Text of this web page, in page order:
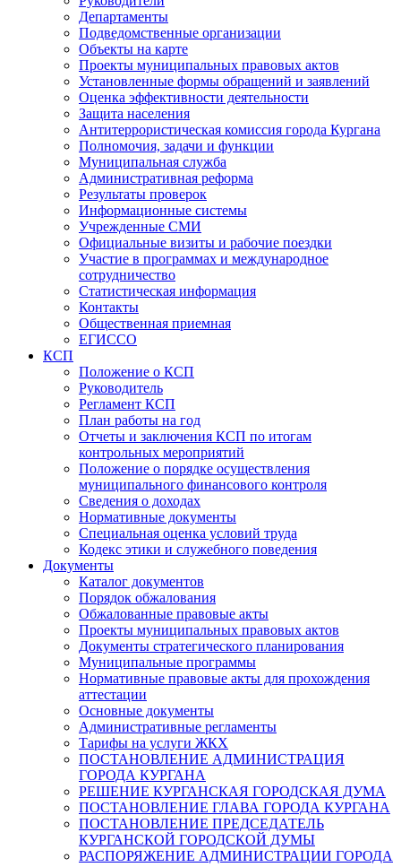
Департаменты
Подведомственные организации
Объекты на карте
Проекты муниципальных правовых актов
Установленные формы обращений и заявлений
Оценка эффективности деятельности
Защита населения
Антитеррористическая комиссия города Кургана
Полномочия, задачи и функции
Муниципальная служба
Административная реформа
Результаты проверок
Информационные системы
Учрежденные СМИ
Официальные визиты и рабочие поездки
Участие в программах и международное
сотрудничество
Статистическая информация
Контакты
Общественная приемная
ЕГИССО
КСП
Положение о КСП
Руководитель
Регламент КСП
План работы на год
Отчеты и заключения КСП по итогам
контрольных мероприятий
Положение о порядке осуществления
муниципального финансового контроля
Сведения о доходах
Нормативные документы
Специальная оценка условий труда
Кодекс этики и служебного поведения
Документы
Каталог документов
Порядок обжалования
Обжалованные правовые акты
Проекты муниципальных правовых актов
Документы стратегического планирования
Муниципальные программы
Нормативные правовые акты для прохождения
аттестации
Основные документы
Административные регламенты
Тарифы на услуги ЖКХ
ПОСТАНОВЛЕНИЕ АДМИНИСТРАЦИЯ
ГОРОДА КУРГАНА
РЕШЕНИЕ КУРГАНСКАЯ ГОРОДСКАЯ ДУМА
ПОСТАНОВЛЕНИЕ ГЛАВА ГОРОДА КУРГАНА
ПОСТАНОВЛЕНИЕ ПРЕДСЕДАТЕЛЬ
КУРГАНСКОЙ ГОРОДСКОЙ ДУМЫ
РАСПОРЯЖЕНИЕ АДМИНИСТРАЦИИ ГОРОДА